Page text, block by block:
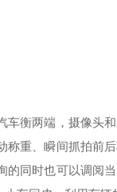
车衡两端，摄像头
称重、瞬间抓拍前
的同时也可以调阅